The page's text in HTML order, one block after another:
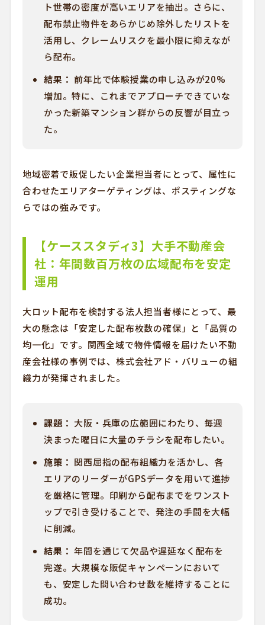
ト世帯の密度が高いエリアを抽出。さらに、
配布禁止物件をあらかじめ除外したリストを
活用し、クレームリスクを最小限に抑えなが
ら配布。
結果： 前年比で体験授業の申し込みが20%
増加。特に、これまでアプローチできていな
かった新築マンション群からの反響が目立っ
た。
地域密着で販促したい企業担当者にとって、属性に
合わせたエリアターゲティングは、ポスティングな
らではの強みです。
【ケーススタディ3】大手不動産会
社：年間数百万枚の広域配布を安定
運用
大ロット配布を検討する法人担当者様にとって、最
大の懸念は「安定した配布枚数の確保」と「品質の
均一化」です。関西全域で物件情報を届けたい不動
産会社様の事例では、株式会社アド・バリューの組
織力が発揮されました。
課題： 大阪・兵庫の広範囲にわたり、毎週
決まった曜日に大量のチラシを配布したい。
施策： 関西屈指の配布組織力を活かし、各
エリアのリーダーがGPSデータを用いて進捗
を厳格に管理。印刷から配布までをワンスト
ップで引き受けることで、発注の手間を大幅
に削減。
結果： 年間を通じて欠品や遅延なく配布を
完遂。大規模な販促キャンペーンにおいて
も、安定した問い合わせ数を維持することに
成功。